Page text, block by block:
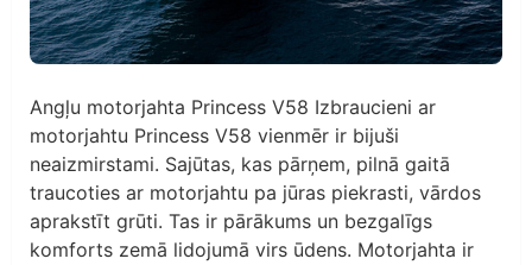
Angļu motorjahta Princess V58 Izbraucieni ar
motorjahtu Princess V58 vienmēr ir bijuši
neaizmirstami. Sajūtas, kas pārņem, pilnā gaitā
traucoties ar motorjahtu pa jūras piekrasti, vārdos
aprakstīt grūti. Tas ir pārākums un bezgalīgs
komforts zemā lidojumā virs ūdens. Motorjahta ir